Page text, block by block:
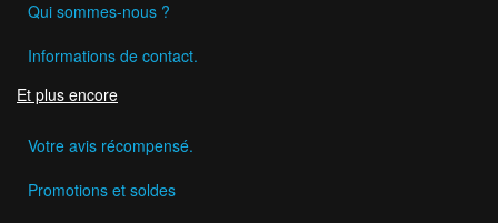
Qui sommes-nous ?
Informations de contact.
Et plus encore
Votre avis récompensé.
Promotions et soldes